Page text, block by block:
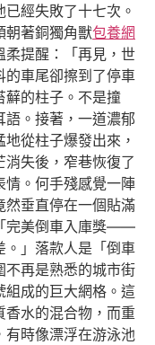
經失敗了十七次。
朝著銅獨角獸包養網
柔提醒：「再見，世
的車尾卻擦到了停車
蘚的柱子。不是撞
。接著，一道濃郁
從柱子爆發出來，
失後，窄巷恢復了
情。何手殘感覺一陣
然垂直停在一個貼滿
完美倒車入庫獎——
。」落款人是「倒車
不再是熟悉的城市街
組成的巨大網格。這
水的混合物，而重
有時像漂浮在游泳池